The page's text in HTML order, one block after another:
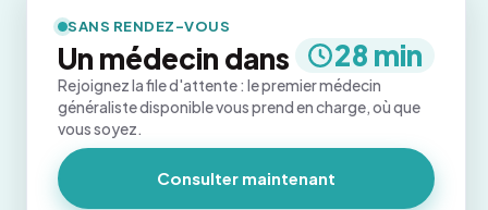
SANS RENDEZ-VOUS
Un médecin dans 28 min
Rejoignez la file d'attente : le premier médecin
généraliste disponible vous prend en charge, où que
vous soyez.
Consulter maintenant